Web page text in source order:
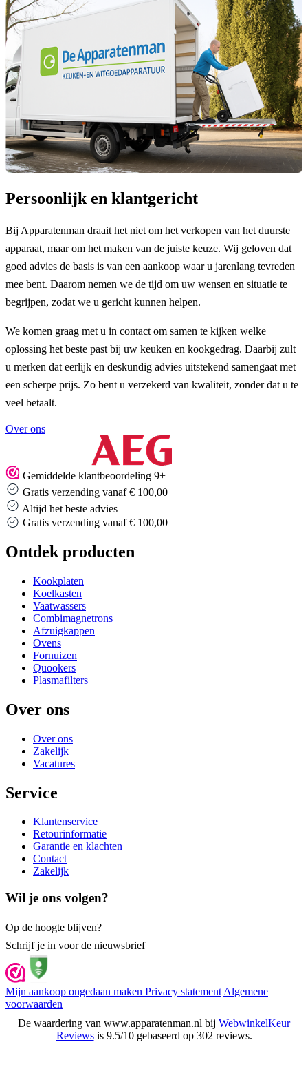
Persoonlijk en klantgericht
Bij Apparatenman draait het niet om het verkopen van het duurste
apparaat, maar om het maken van de juiste keuze. Wij geloven dat
goed advies de basis is van een aankoop waar u jarenlang tevreden
mee bent. Daarom nemen we de tijd om uw wensen en situatie te
begrijpen, zodat we u gericht kunnen helpen.
We komen graag met u in contact om samen te kijken welke
oplossing het beste past bij uw keuken en kookgedrag. Daarbij zult
u merken dat eerlijk en deskundig advies uitstekend samengaat met
een scherpe prijs. Zo bent u verzekerd van kwaliteit, zonder dat u te
veel betaalt.
Over ons
Gemiddelde klantbeoordeling 9+
Gratis verzending vanaf € 100,00
Altijd het beste advies
Gratis verzending vanaf € 100,00
Ontdek producten
Kookplaten
Koelkasten
Vaatwassers
Combimagnetrons
Afzuigkappen
Ovens
Fornuizen
Quookers
Plasmafilters
Over ons
Over ons
Zakelijk
Vacatures
Service
Klantenservice
Retourinformatie
Garantie en klachten
Contact
Zakelijk
Wil je ons volgen?
Op de hoogte blijven?
Schrijf je in voor de nieuwsbrief
Mijn aankoop ongedaan maken Privacy statement Algemene
voorwaarden
De waardering van www.apparatenman.nl bij WebwinkelKeur
Reviewsis 9.5/10 gebaseerd op 302 reviews.